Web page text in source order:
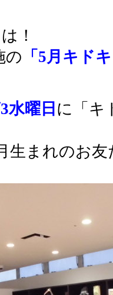
！
の 「5月キド
水曜日 に「キ
生まれのお